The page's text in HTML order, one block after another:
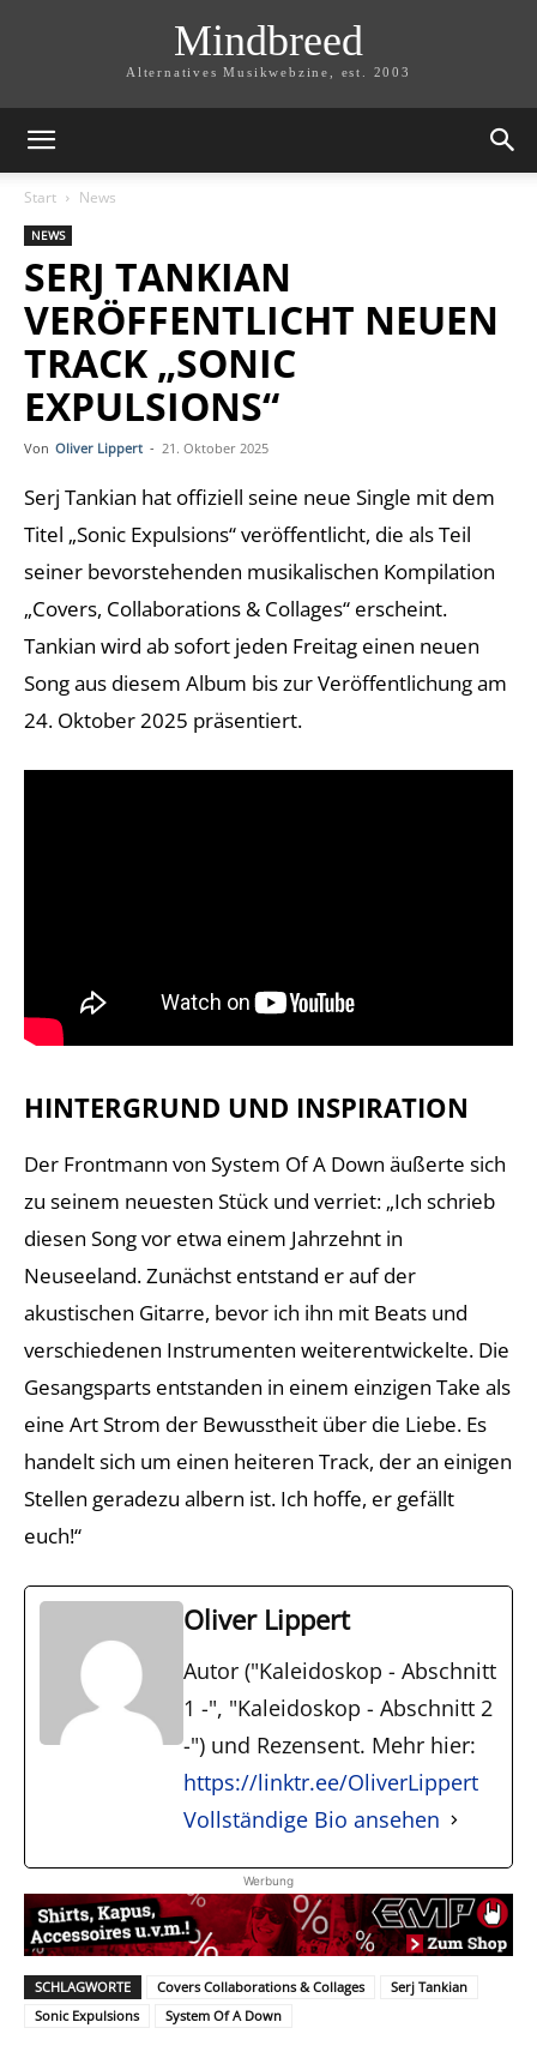
Mindbreed
Alternatives Musikwebzine, est. 2003
Start News
NEWS
SERJ TANKIAN
VERÖFFENTLICHT NEUEN
TRACK „SONIC
EXPULSIONS“
Von Oliver Lippert - 21. Oktober 2025
Serj Tankian hat offiziell seine neue Single mit dem
Titel „Sonic Expulsions“ veröffentlicht, die als Teil
seiner bevorstehenden musikalischen Kompilation
„Covers, Collaborations & Collages“ erscheint.
Tankian wird ab sofort jeden Freitag einen neuen
Song aus diesem Album bis zur Veröffentlichung am
24. Oktober 2025 präsentiert.
HINTERGRUND UND INSPIRATION
Der Frontmann von System Of A Down äußerte sich
zu seinem neuesten Stück und verriet: „Ich schrieb
diesen Song vor etwa einem Jahrzehnt in
Neuseeland. Zunächst entstand er auf der
akustischen Gitarre, bevor ich ihn mit Beats und
verschiedenen Instrumenten weiterentwickelte. Die
Gesangsparts entstanden in einem einzigen Take als
eine Art Strom der Bewusstheit über die Liebe. Es
handelt sich um einen heiteren Track, der an einigen
Stellen geradezu albern ist. Ich hoffe, er gefällt
euch!“
Oliver Lippert
Autor ("Kaleidoskop - Abschnitt
1 -", "Kaleidoskop - Abschnitt 2
-") und Rezensent. Mehr hier:
https://linktr.ee/OliverLippert
Vollständige Bio ansehen
Werbung
SCHLAGWORTE Covers Collaborations & Collages
Serj Tankian
Sonic Expulsions
System Of A Down